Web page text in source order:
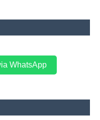
WhatsApp